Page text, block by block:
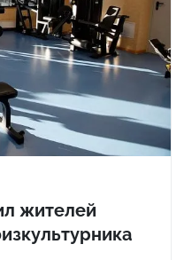
жителей